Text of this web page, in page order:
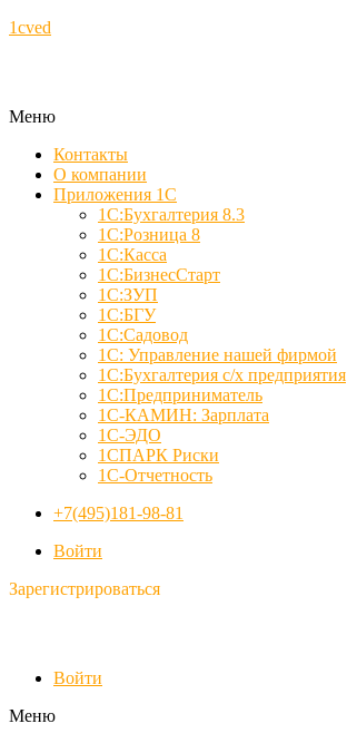
1cved
Меню
Контакты
О компании
Приложения 1С
1С:Бухгалтерия 8.3
1С:Розница 8
1С:Касса
1С:БизнесСтарт
1С:ЗУП
1С:БГУ
1С:Садовод
1С: Управление нашей фирмой
1С:Бухгалтерия с/х предприятия
1С:Предприниматель
1С-КАМИН: Зарплата
1С-ЭДО
1СПАРК Риски
1С-Отчетность
+7(495)181-98-81
Войти
Зарегистрироваться
Войти
Меню